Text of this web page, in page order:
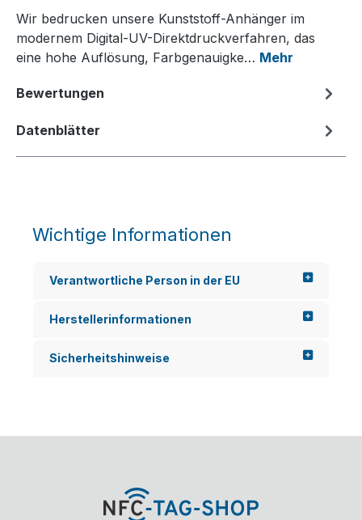
Wir bedrucken unsere Kunststoff-Anhänger im
modernem Digital-UV-Direktdruckverfahren, das
eine hohe Auflösung, Farbgenauigke… Mehr
Bewertungen
Datenblätter
Wichtige Informationen
Verantwortliche Person in der EU
Herstellerinformationen
Sicherheitshinweise